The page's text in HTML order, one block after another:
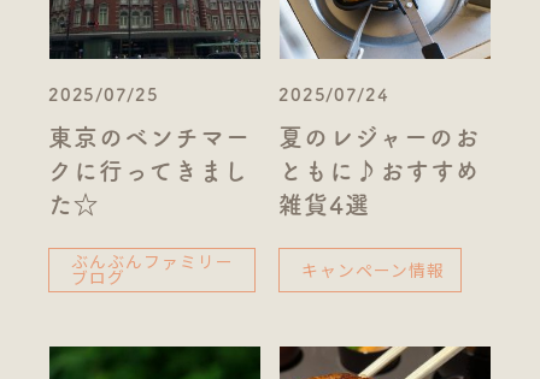
2025/07/25
東京のベンチマー
クに行ってきまし
た☆
ぶんぶんファミリー
ブログ
2025/07/24
夏のレジャーのお
ともに♪おすすめ
雑貨4選
キャンペーン情報